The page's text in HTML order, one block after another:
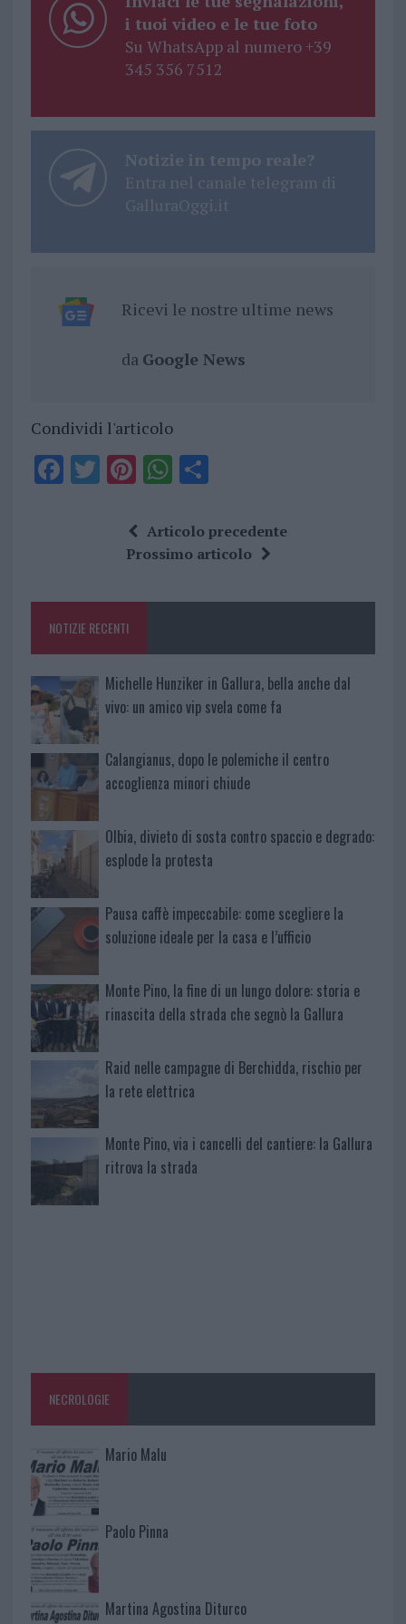
i tuoi video e le tue foto
Su WhatsApp al numero +39
345 356 7512
Notizie in tempo reale?
Entra nel canale telegram di
GalluraOggi.it
Ricevi le nostre ultime news
da Google News
Condividi l'articolo
F
o
k
T Pi
te
re
W
at
s
p
S
a
re
Articolo precedente
Prossimo articolo
NOTIZIE RECENTI
Michelle Hunziker in Gallura, bella anche dal
vivo: un amico vip svela come fa
Calangianus, dopo le polemiche il centro
accoglienza minori chiude
Olbia, divieto di sosta contro spaccio e degrado:
esplode la protesta
Pausa caffè impeccabile: come scegliere la
soluzione ideale per la casa e l’ufficio
Monte Pino, la fine di un lungo dolore: storia e
rinascita della strada che segnò la Gallura
Raid nelle campagne di Berchidda, rischio per
la rete elettrica
Monte Pino, via i cancelli del cantiere: la Gallura
ritrova la strada
NECROLOGIE
Mario Malu
Paolo Pinna
Martina Agostina Diturco